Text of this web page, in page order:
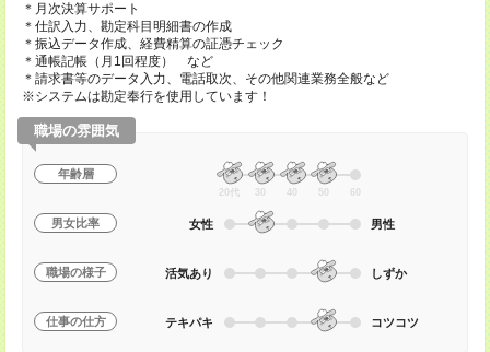
＊月次決算サポート
＊仕訳入力、勘定科目明細書の作成
＊振込データ作成、経費精算の証憑チェック
＊通帳記帳（月1回程度） など
＊請求書等のデータ入力、電話取次、その他関連業務全般など
※システムは勘定奉行を使用しています！
職場の雰囲気
年齢層
20代 30 40 50 60
男女比率 女性 男性
職場の様子 活気あり しずか
仕事の仕方 テキパキ コツコツ